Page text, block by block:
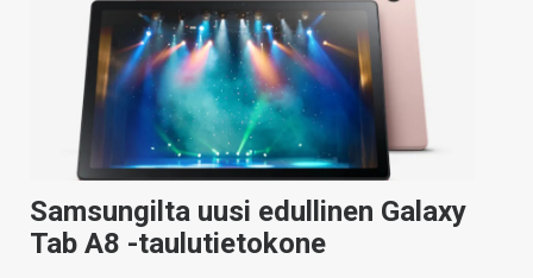
Samsungilta uusi edullinen Galaxy
Tab A8 -taulutietokone